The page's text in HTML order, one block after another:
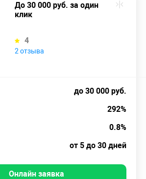
До 30 000 руб. за один
клик
4
2 отзыва
до 30 000 руб.
292%
0.8%
от 5 до 30 дней
Онлайн заявка